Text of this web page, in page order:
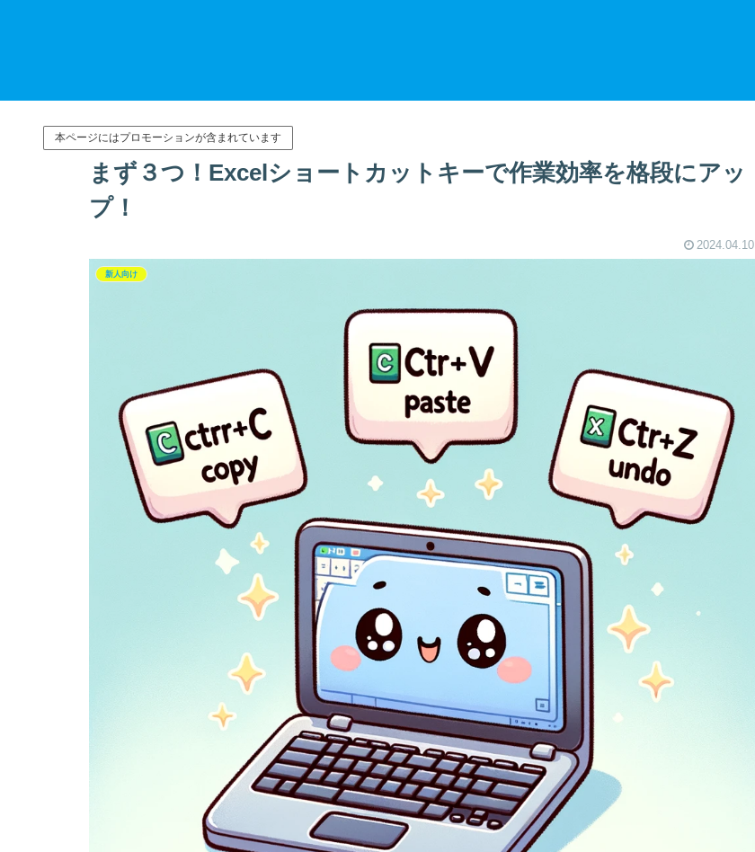
本ページにはプロモーションが含まれています
まず３つ！Excelショートカットキーで作業効率を格段にアッ
プ！
2024.04.10
新人向け